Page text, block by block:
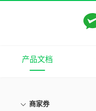
产品文档
商家券